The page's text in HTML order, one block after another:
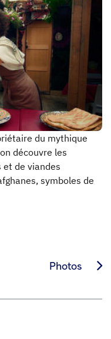
du mythique
découvre les
et de viandes
symboles de
Photos